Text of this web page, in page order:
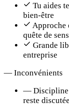
Tu aides
bien-être
Approche
quête de sens
Grande
entreprise
— Inconvénients
—
reste discutée